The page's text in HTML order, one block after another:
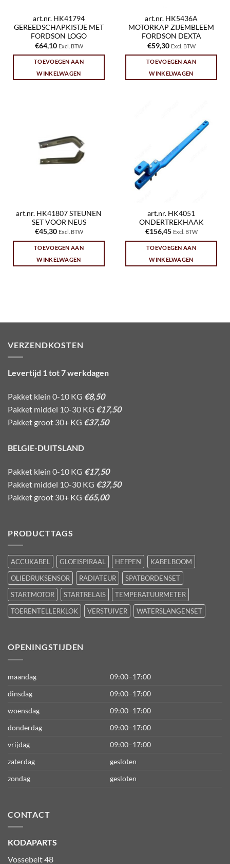
art.nr. HK41794
GEREEDSCHAPKISTJE MET
FORDSON LOGO
€64,10 Excl. BTW
TOEVOEGEN AAN
WINKELWAGEN
art.nr. HK5436A
MOTORKAP ZIJEMBLEEM
FORDSON DEXTA
€59,30 Excl. BTW
TOEVOEGEN AAN
WINKELWAGEN
art.nr. HK41807 STEUNEN
SET VOOR NEUS
€45,30 Excl. BTW
TOEVOEGEN AAN
WINKELWAGEN
art.nr. HK4051
ONDERTREKHAAK
€156,45 Excl. BTW
TOEVOEGEN AAN
WINKELWAGEN
VERZENDKOSTEN
Levertijd 1 tot 7 werkdagen
Pakket klein 0-10 KG €8,50
Pakket middel 10-30 KG €17,50
Pakket groot 30+ KG €37,50
BELGIE-DUITSLAND
Pakket klein 0-10 KG €17,50
Pakket middel 10-30 KG €37,50
Pakket groot 30+ KG €65,00
PRODUCTTAGS
ACCUKABEL GLOEISPIRAAL HEFPEN
KABELBOOM
OLIEDRUKSENSOR
RADIATEUR
SPATBORDENSET
STARTMOTOR
STARTRELAIS
TEMPERATUURMETER
TOERENTELLERKLOK
VERSTUIVER WATERSLANGENSET
OPENINGSTIJDEN
maandag
09:00–17:00
dinsdag
09:00–17:00
woensdag
09:00–17:00
donderdag
09:00–17:00
vrijdag
09:00–17:00
zaterdag
gesloten
zondag
gesloten
CONTACT
KODAPARTS
Vossebelt 48